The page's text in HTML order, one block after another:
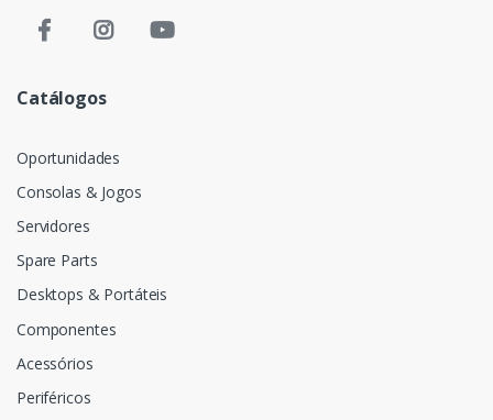
Catálogos
Oportunidades
Consolas & Jogos
Servidores
Spare Parts
Desktops & Portáteis
Componentes
Acessórios
Periféricos